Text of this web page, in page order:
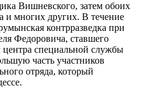
Вишневского, затем обоих
и многих других. В течение
контрразведка при
Федоровича, ставшего
специальной службы
часть участников
отряда, который